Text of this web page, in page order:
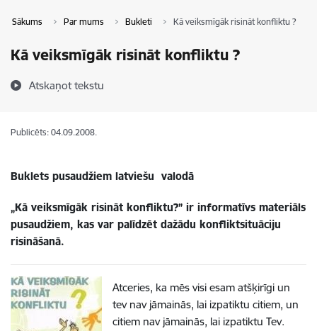
Sākums Par mums Bukleti Kā veiksmīgāk risināt konfliktu ?
Kā veiksmīgāk risināt konfliktu ?
Atskaņot tekstu
Publicēts: 04.09.2008.
Buklets pusaudžiem latviešu valodā
„Kā veiksmīgāk risināt konfliktu?” ir informatīvs materiāls
pusaudžiem, kas var palīdzēt dažādu konfliktsituāciju
risināšanā.
Atceries, ka mēs visi esam atšķirīgi un
tev nav jāmainās, lai izpatiktu citiem, un
citiem nav jāmainās, lai izpatiktu Tev.